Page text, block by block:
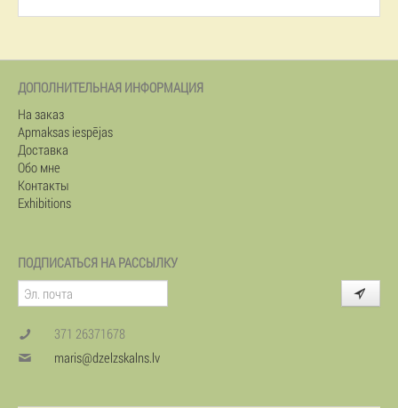
ДОПОЛНИТЕЛЬНАЯ ИНФОРМАЦИЯ
На заказ
Apmaksas iespējas
Доставка
Обо мне
Контакты
Exhibitions
ПОДПИСАТЬСЯ НА РАССЫЛКУ
371 26371678
maris@dzelzskalns.lv